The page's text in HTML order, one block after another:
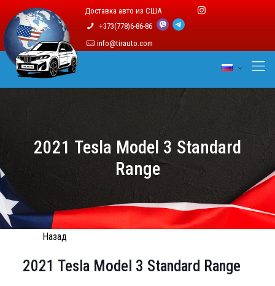
Доставка авто из США
+373(778)6-86-86
info@tirauto.com
2021 Tesla Model 3 Standard
Range
Назад
2021 Tesla Model 3 Standard Range